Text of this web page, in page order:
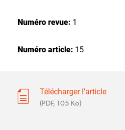
Numéro revue: 1
Numéro article: 15
Télécharger l'article
(PDF, 105 Ko)